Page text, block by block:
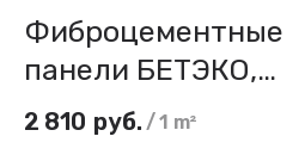
Фиброцементные
панели БЕТЭКО,
Короед
2 810 руб. /1 m²